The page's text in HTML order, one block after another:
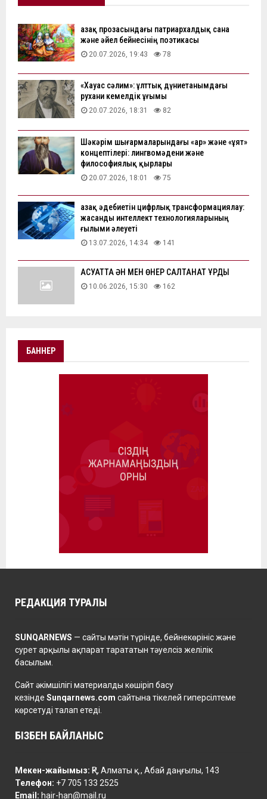
Қазақ прозасындағы патриархалдық сана
және әйел бейнесінің поэтикасы
20.07.2026, 19:43 78
«Хауас сәлим»: ұлттық дүниетанымдағы
рухани кемелдік ұғымы
20.07.2026, 18:31 82
Шәкәрім шығармаларындағы «ар» және «ұят»
концептілері: лингвомәдени және
философиялық қырлары
20.07.2026, 18:01 75
Қазақ әдебиетін цифрлық трансформациялау:
жасанды интеллект технологияларының
ғылыми әлеуеті
13.07.2026, 14:34 141
АҚСУАТТА ӘН МЕН ӨНЕР САЛТАНАТ ҚҰРДЫ
10.06.2026, 15:30 162
БАННЕР
РЕДАКЦИЯ ТУРАЛЫ
SUNQARNEWS — сайты мәтін түрінде, бейнекөрініс және
сурет арқылы ақпарат тарататын тәуелсіз желілік
басылым.
Сайт әкімшілігі материалды көшіріп басу
кезінде Sunqarnews.com сайтына тікелей гиперсілтеме
көрсетуді талап етеді.
БІЗБЕН БАЙЛАНЫС
Мекен-жайымыз: ҚР, Алматы қ., Абай даңғылы, 143
Телефон: +7 705 133 2525
Email: hair-han@mail.ru